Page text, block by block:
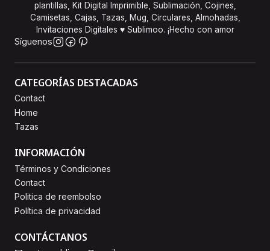
plantillas, Kit Digital Imprimible, Sublimación, Cojines,
Camisetas, Cajas, Tazas, Mug, Circulares, Almohadas,
Invitaciones Digitales ♥ Sublimoo. ¡Hecho con amor
Síguenos
CATEGORÍAS DESTACADAS
Contact
Home
Tazas
INFORMACIÓN
Términos y Condiciones
Contact
Politica de reembolso
Política de privacidad
CONTÁCTANOS